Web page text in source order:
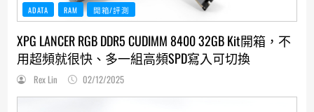
ADATA RAM 開箱/評測
XPG LANCER RGB DDR5 CUDIMM 8400 32GB Kit開箱，不
用超頻就很快、多一組高頻SPD寫入可切換
Rex Lin 02/12/2025